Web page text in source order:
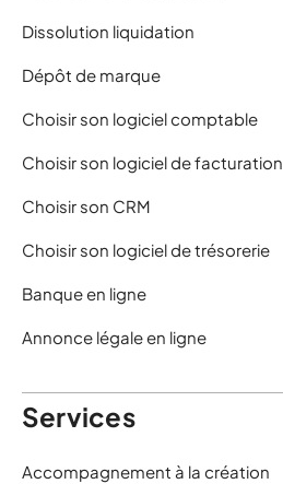
Dissolution liquidation
Dépôt de marque
Choisir son logiciel comptable
Choisir son logiciel de facturation
Choisir son CRM
Choisir son logiciel de trésorerie
Banque en ligne
Annonce légale en ligne
Services
Accompagnement à la création